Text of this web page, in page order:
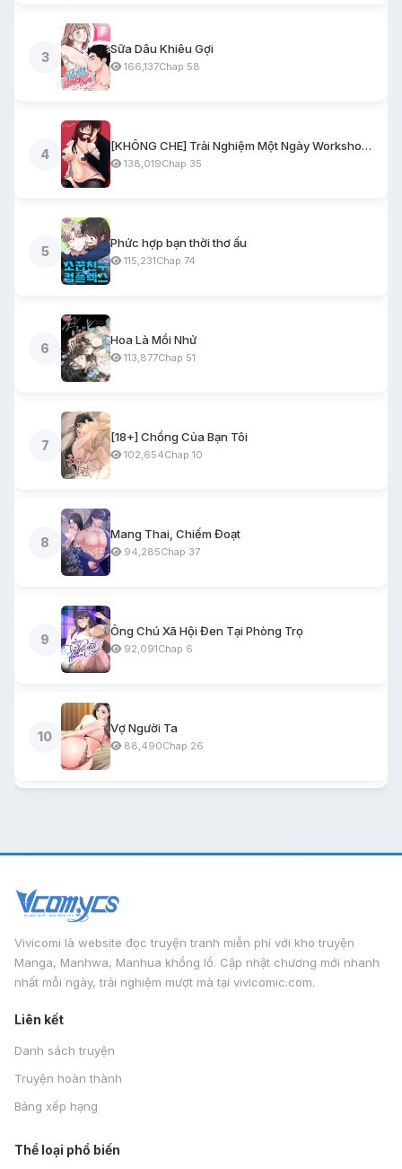
3
Sữa Dâu Khiêu Gợi
166,137Chap 58
4
[KHÔNG CHE] Trải Nghiệm Một Ngày Workshop BDSM
138,019Chap 35
5
Phức hợp bạn thời thơ ấu
115,231Chap 74
6
Hoa Là Mồi Nhử
113,877Chap 51
7
[18+] Chồng Của Bạn Tôi
102,654Chap 10
8
Mang Thai, Chiếm Đoạt
94,285Chap 37
9
Ông Chú Xã Hội Đen Tại Phòng Trọ
92,091Chap 6
10
Vợ Người Ta
88,490Chap 26
Vivicomi là website đọc truyện tranh miễn phí với kho truyện
Manga, Manhwa, Manhua khổng lồ. Cập nhật chương mới nhanh
nhất mỗi ngày, trải nghiệm mượt mà tại vivicomic.com.
Liên kết
Danh sách truyện
Truyện hoàn thành
Bảng xếp hạng
Thể loại phổ biến